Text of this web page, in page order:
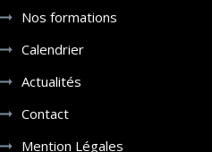
Nos formations
Calendrier
Actualités
Contact
Mention Légales